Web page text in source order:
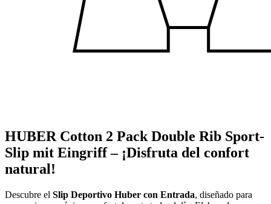
HUBER Cotton 2 Pack Double Rib Sport-
Slip mit Eingriff – ¡Disfruta del confort
natural!
Descubre el Slip Deportivo Huber con Entrada, diseñado para